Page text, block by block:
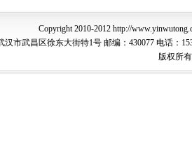
Copyright 2010-2012 http://
市武昌区徐东大街特1号 邮编：430077 电话：
版权所